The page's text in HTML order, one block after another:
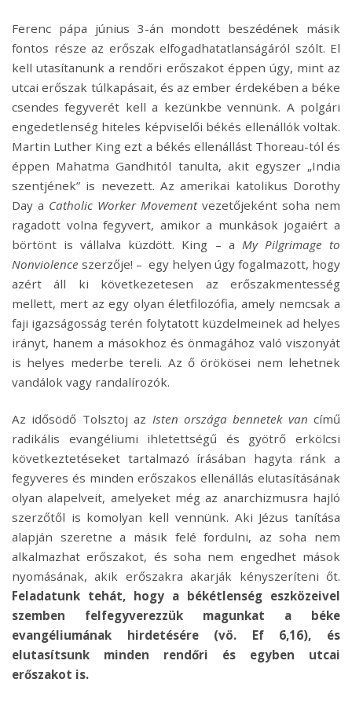
Ferenc pápa június 3-án mondott beszédének másik
fontos része az erőszak elfogadhatatlanságáról szólt. El
kell utasítanunk a rendőri erőszakot éppen úgy, mint az
utcai erőszak túlkapásait, és az ember érdekében a béke
csendes fegyverét kell a kezünkbe vennünk. A polgári
engedetlenség hiteles képviselői békés ellenállók voltak.
Martin Luther King ezt a békés ellenállást Thoreau-tól és
éppen Mahatma Gandhitól tanulta, akit egyszer „India
szentjének” is nevezett. Az amerikai katolikus Dorothy
Day a Catholic Worker Movementvezetőjeként soha nem
ragadott volna fegyvert, amikor a munkások jogaiért a
börtönt is vállalva küzdött. King – a My Pilgrimage to
Nonviolence szerzője! – egy helyen úgy fogalmazott, hogy
azért áll ki következetesen az erőszakmentesség
mellett, mert az egy olyan életfilozófia, amely nemcsak a
faji igazságosság terén folytatott küzdelmeinek ad helyes
irányt, hanem a másokhoz és önmagához való viszonyát
is helyes mederbe tereli. Az ő örökösei nem lehetnek
vandálok vagy randalírozók.
Az idősödő Tolsztoj az Isten országa bennetek van című
radikális evangéliumi ihletettségű és gyötrő erkölcsi
következtetéseket tartalmazó írásában hagyta ránk a
fegyveres és minden erőszakos ellenállás elutasításának
olyan alapelveit, amelyeket még az anarchizmusra hajló
szerzőtől is komolyan kell vennünk. Aki Jézus tanítása
alapján szeretne a másik felé fordulni, az soha nem
alkalmazhat erőszakot, és soha nem engedhet mások
nyomásának, akik erőszakra akarják kényszeríteni őt.
Feladatunk tehát, hogy a békétlenség eszközeivel
szemben felfegyverezzük magunkat a béke
evangéliumának hirdetésére (vö. Ef 6,16), és
elutasítsunk minden rendőri és egyben utcai
erőszakot is.